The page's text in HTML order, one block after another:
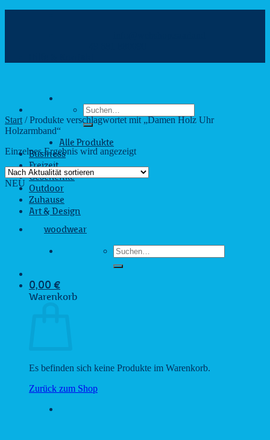
Suchen
nach:
Alle Produkte
Business
Freizeit
Geschenke
Outdoor
Zuhause
Art & Design
woodwear
Suchen
nach:
0,00 €
Warenkorb
Es befinden sich keine Produkte im Warenkorb.
Zurück zum Shop
Start /Produkte verschlagwortet mit „Damen Holz Uhr
Holzarmband“
Einzelnes Ergebnis wird angezeigt
NEU